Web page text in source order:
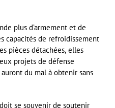
plus d’armement et de
capacités de refroidissement
pièces détachées, elles
projets de défense
du mal à obtenir sans
se souvenir de soutenir